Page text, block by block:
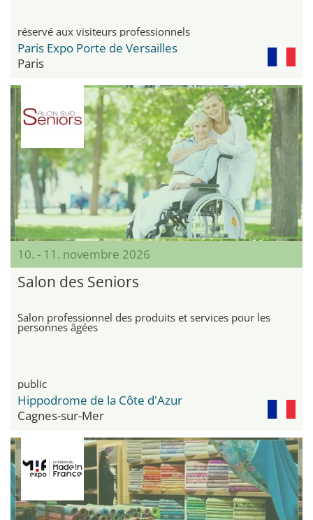
réservé aux visiteurs professionnels
Paris Expo Porte de Versailles
Paris
10. - 11. novembre 2026
Salon des Seniors
Salon professionnel des produits et services pour les
personnes âgées
public
Hippodrome de la Côte d'Azur
Cagnes-sur-Mer